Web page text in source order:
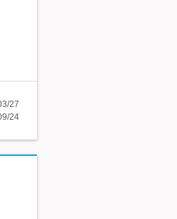
27
24